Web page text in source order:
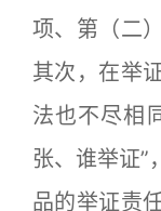
项、第（二
其次，在举
法也不尽相
张、谁举证”
品的举证责